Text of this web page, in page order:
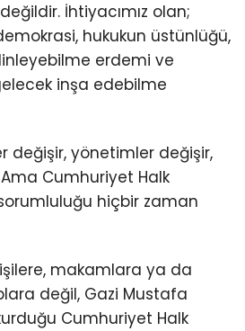
İhtiyacımız olan;
hukukun üstünlüğü,
erdemi ve
inşa edebilme
değişir, yönetimler değişir,
Cumhuriyet Halk
hiçbir zaman
makamlara ya da
değil, Gazi Mustafa
Cumhuriyet Halk